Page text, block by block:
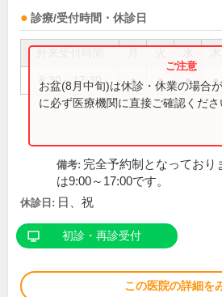
診療/受付時間・休診日
8:30～17:30 ● ● ● ●
お盆(8月中旬)は休診・休業の場合
に必ず医療機関に直接ご確認くださ
備考: 完全予約制となっており
は9:00～17:00です。
休診日: 日、祝
初診・再診受付
この医院の詳細を